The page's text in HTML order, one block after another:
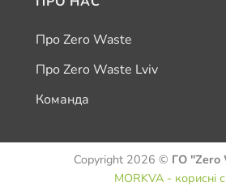
Про Zero Waste
Про Zero Waste Lviv
Команда
Copyright 2026 © ГО "Zero
MORKVA - корисні